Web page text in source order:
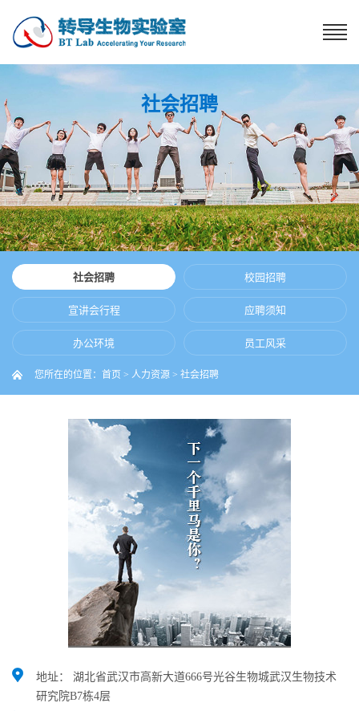
社会招聘
社会招聘 校园招聘
宣讲会行程 应聘须知
办公环境 员工风采
您所在的位置： 首页 > 人力资源 > 社会招聘
地址：
湖北省武汉市高新大道666号光谷生物城武汉生物技术
研究院B7栋4层